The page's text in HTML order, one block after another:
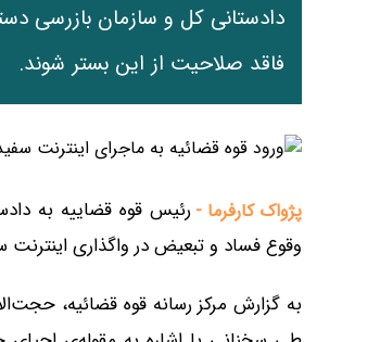
دادستانی کل و سازمان بازرسی
فاقد صلاحیت از این بستر شوند.
پژواک کارفرما - رئیس قوه قضاییه به
وقوع فساد و تبعیض در واگذاری اینترنت
به گزارش مرکز رسانه قوه قضائیه،